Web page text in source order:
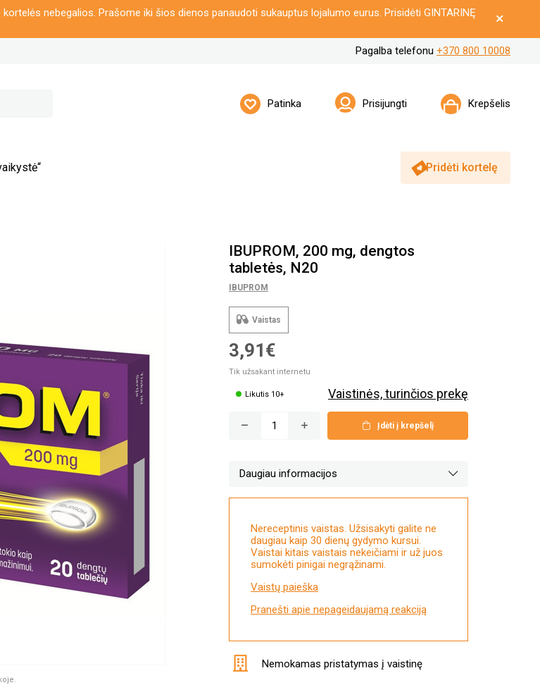
nebegalios. Prašome iki šios dienos panaudoti sukauptus lojalumo eurus. Prisidėti GINTARINĘ
Pagalba telefonu +370 800 10008
Patinka Prisijungti Krepšelis
Pridėti kortelę
IBUPROM, 200 mg, dengtos
tabletės, N20
IBUPROM
Vaistas
3,91€
Tik užsakant internetu
Likutis 10+ Vaistinės, turinčios prekę
Įdėti į krepšelį
Daugiau informacijos
Nereceptinis vaistas. Užsisakyti galite ne
daugiau kaip 30 dienų gydymo kursui.
Vaistai kitais vaistais nekeičiami ir už juos
sumokėti pinigai negrąžinami.
Vaistų paieška
Pranešti apie nepageidaujamą reakciją
Nemokamas pristatymas į vaistinę